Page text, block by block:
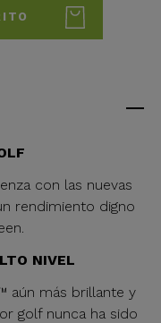
con las nuevas
rendimiento digno
NIVEL
aún más brillante y
golf nunca ha sido